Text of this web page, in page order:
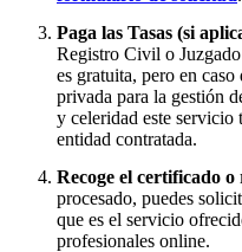
Paga las Tasas (si
Registro Civil o
es gratuita, pero en
privada para la gestión
y celeridad este servicio
entidad contratada.
Recoge el certificado o
procesado, puedes
que es el servicio
profesionales online.